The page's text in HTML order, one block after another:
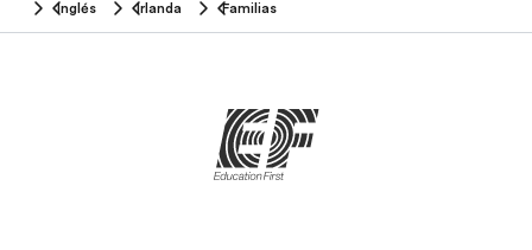
Inglés
Irlanda Familias